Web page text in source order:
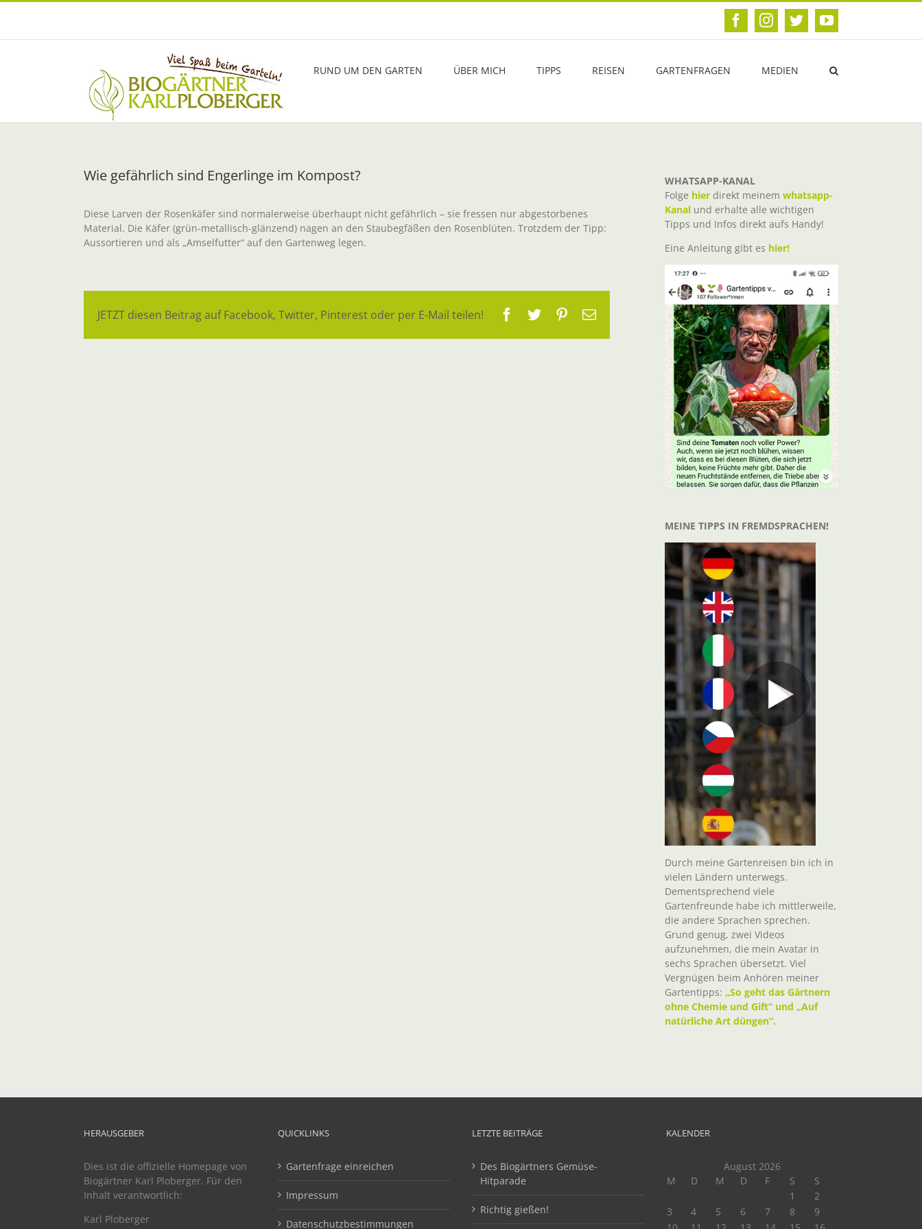
Zum
FacebookInstagram
TwitterYouTube
RUND UM DEN GARTEN ÜBER MICH TIPPS REISEN GARTENFRAGEN MEDIEN
Wie gefährlich sind Engerlinge im Kompost?
Diese Larven der Rosenkäfer sind normalerweise überhaupt nicht gefährlich – sie fressen nur abgestorbenes
Material. Die Käfer (grün-metallisch-glänzend) nagen an den Staubegfäßen den Rosenblüten. Trotzdem der Tipp:
Aussortieren und als „Amselfutter“ auf den Gartenweg legen.
JETZT diesen Beitrag auf Facebook, Twitter, Pinterest oder per E-Mail teilen! Facebook
TwitterPinterest
E-
WHATSAPP-KANAL
Folge hier direkt meinem whatsapp-
Kanal und erhalte alle wichtigen
Tipps und Infos direkt aufs Handy!
Eine Anleitung gibt es hier!
MEINE TIPPS IN FREMDSPRACHEN!
Durch meine Gartenreisen bin ich in
vielen Ländern unterwegs.
Dementsprechend viele
Gartenfreunde habe ich mittlerweile,
die andere Sprachen sprechen.
Grund genug, zwei Videos
aufzunehmen, die mein Avatar in
sechs Sprachen übersetzt. Viel
Vergnügen beim Anhören meiner
Gartentipps: „So geht das Gärtnern
ohne Chemie und Gift“ und „Auf
natürliche Art düngen“.
HERAUSGEBER
Dies ist die offizielle Homepage von
Biogärtner Karl Ploberger. Für den
Inhalt verantwortlich:
Karl Ploberger
QUICKLINKS
Gartenfrage einreichen
Impressum
Datenschutzbestimmungen
LETZTE BEITRÄGE
Des Biogärtners Gemüse-
Hitparade
Richtig gießen!
KALENDER
August 2026
M
D M D F S
S
1
2
3
4 5 6 7 8
9